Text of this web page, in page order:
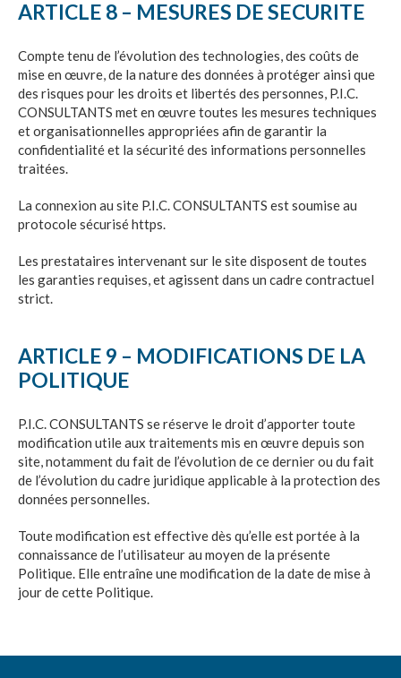
ARTICLE 8 – MESURES DE SECURITE
Compte tenu de l’évolution des technologies, des coûts de
mise en œuvre, de la nature des données à protéger ainsi que
des risques pour les droits et libertés des personnes, P.I.C.
CONSULTANTS met en œuvre toutes les mesures techniques
et organisationnelles appropriées afin de garantir la
confidentialité et la sécurité des informations personnelles
traitées.
La connexion au site P.I.C. CONSULTANTS est soumise au
protocole sécurisé https.
Les prestataires intervenant sur le site disposent de toutes
les garanties requises, et agissent dans un cadre contractuel
strict.
ARTICLE 9 – MODIFICATIONS DE LA
POLITIQUE
P.I.C. CONSULTANTS se réserve le droit d’apporter toute
modification utile aux traitements mis en œuvre depuis son
site, notamment du fait de l’évolution de ce dernier ou du fait
de l’évolution du cadre juridique applicable à la protection des
données personnelles.
Toute modification est effective dès qu’elle est portée à la
connaissance de l’utilisateur au moyen de la présente
Politique. Elle entraîne une modification de la date de mise à
jour de cette Politique.